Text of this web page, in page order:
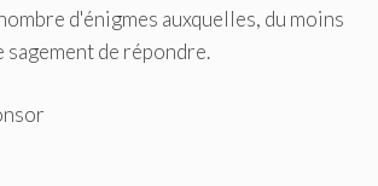
d'énigmes auxquelles, du moins
sagement de répondre.